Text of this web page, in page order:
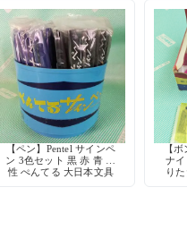
【ペン】Pentel サインペ
ン 3色セット 黒 赤 青 水
性 ぺんてる 大日本文具
【
ナ
り